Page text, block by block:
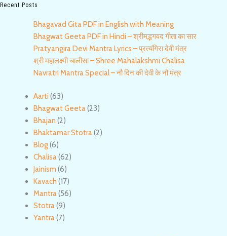
Recent Posts
Bhagavad Gita PDF in English with Meaning
Bhagwat Geeta PDF in Hindi – श्रीमद्भगवद गीता का सार
Pratyangira Devi Mantra Lyrics – प्रत्यंगिरा देवी मंत्र
श्री महालक्ष्मी चालीसा – Shree Mahalakshmi Chalisa
Navratri Mantra Special – नौ दिन की देवी के नौ मंत्र
Aarti (63)
Bhagwat Geeta(23)
Bhajan (2)
Bhaktamar Stotra(2)
Blog(6)
Chalisa(62)
Jainism (6)
Kavach (17)
Mantra(56)
Stotra(9)
Yantra(7)